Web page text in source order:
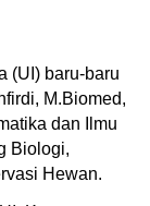
(UI) baru-baru
M.Biomed,
dan Ilmu
Biologi,
Hewan.